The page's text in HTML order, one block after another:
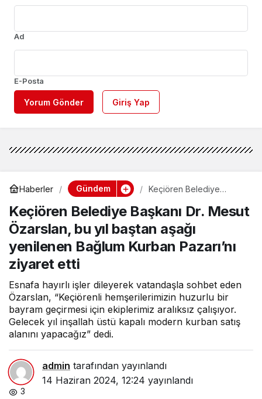
Ad
E-Posta
Yorum Gönder Giriş Yap
Haberler Gündem
Keçiören Belediye
Özarslan, bu yıl baştan
aşağı yenilenen Bağlum
Kurban Pazarı’nı ziyaret
Keçiören Belediye Başkanı Dr. Mesut
Özarslan, bu yıl baştan aşağı
yenilenen Bağlum Kurban Pazarı’nı
ziyaret etti
Esnafa hayırlı işler dileyerek vatandaşla sohbet eden
Özarslan, “Keçiörenli hemşerilerimizin huzurlu bir
bayram geçirmesi için ekiplerimiz aralıksız çalışıyor.
Gelecek yıl inşallah üstü kapalı modern kurban satış
alanını yapacağız” dedi.
admin tarafından yayınlandı
14 Haziran 2024, 12:24 yayınlandı
3